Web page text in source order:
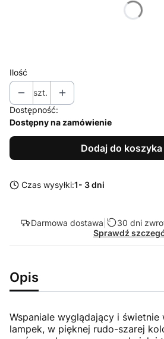
Ilość
szt.
Dostępność:
Dostępny na zamówienie
Dodaj do koszyka
Czas wysyłki:1- 3 dni
Darmowa dostawa 30 dni
Sprawdź
Opis
Wspaniale wyglądający i
lampek, w pięknej rudo-szarej